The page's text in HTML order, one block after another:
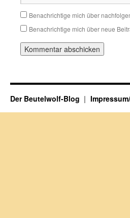
Benachrichtige mich über
Benachrichtige mich über neue
Der Beutelwolf-Blog